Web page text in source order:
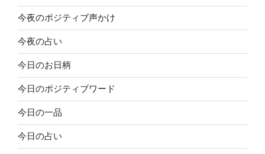
今夜のポジティブ声かけ
今夜の占い
今日のお日柄
今日のポジティブワード
今日の一品
今日の占い